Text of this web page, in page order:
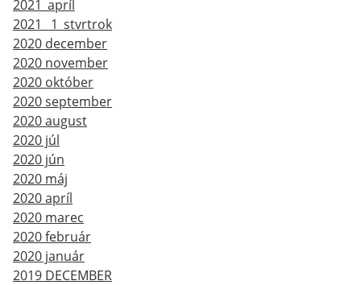
2021_apríl
2021_ 1_stvrtrok
2020 december
2020 november
2020 október
2020 september
2020 august
2020 júl
2020 jún
2020 máj
2020 apríl
2020 marec
2020 február
2020 január
2019 DECEMBER